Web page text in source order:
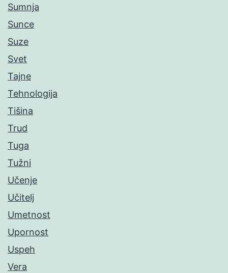
Sumnja
Sunce
Suze
Svet
Tajne
Tehnologija
Tišina
Trud
Tuga
Tužni
Učenje
Učitelj
Umetnost
Upornost
Uspeh
Vera